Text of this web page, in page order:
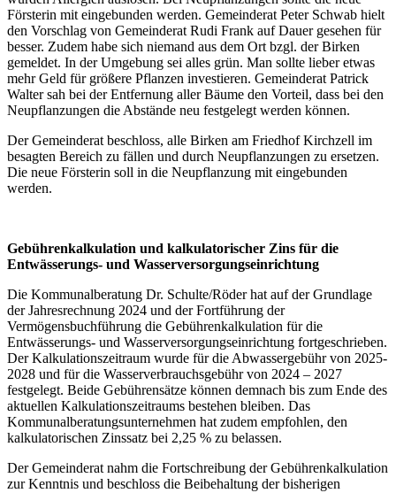
Försterin mit eingebunden werden. Gemeinderat Peter Schwab hielt
den Vorschlag von Gemeinderat Rudi Frank auf Dauer gesehen für
besser. Zudem habe sich niemand aus dem Ort bzgl. der Birken
gemeldet. In der Umgebung sei alles grün. Man sollte lieber etwas
mehr Geld für größere Pflanzen investieren. Gemeinderat Patrick
Walter sah bei der Entfernung aller Bäume den Vorteil, dass bei den
Neupflanzungen die Abstände neu festgelegt werden können.
Der Gemeinderat beschloss, alle Birken am Friedhof Kirchzell im
besagten Bereich zu fällen und durch Neupflanzungen zu ersetzen.
Die neue Försterin soll in die Neupflanzung mit eingebunden
werden.
Gebührenkalkulation und kalkulatorischer Zins für die
Entwässerungs- und Wasserversorgungseinrichtung
Die Kommunalberatung Dr. Schulte/Röder hat auf der Grundlage
der Jahresrechnung 2024 und der Fortführung der
Vermögensbuchführung die Gebührenkalkulation für die
Entwässerungs- und Wasserversorgungseinrichtung fortgeschrieben.
Der Kalkulationszeitraum wurde für die Abwassergebühr von 2025-
2028 und für die Wasserverbrauchsgebühr von 2024 – 2027
festgelegt. Beide Gebührensätze können demnach bis zum Ende des
aktuellen Kalkulationszeitraums bestehen bleiben. Das
Kommunalberatungsunternehmen hat zudem empfohlen, den
kalkulatorischen Zinssatz bei 2,25 % zu belassen.
Der Gemeinderat nahm die Fortschreibung der Gebührenkalkulation
zur Kenntnis und beschloss die Beibehaltung der bisherigen